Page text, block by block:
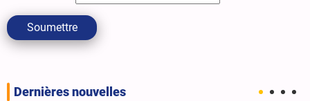
Soumettre
Dernières nouvelles